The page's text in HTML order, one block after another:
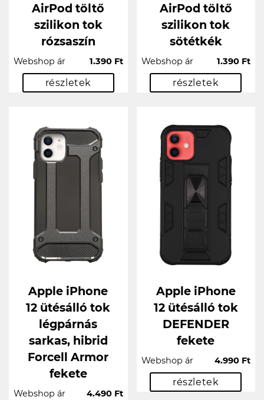
AirPod töltő
szilikon tok
rózsaszín
Webshop ár 1.390 Ft
részletek
AirPod töltő
szilikon tok
sötétkék
Webshop ár 1.390 Ft
részletek
Apple iPhone
12 ütésálló tok
légpárnás
sarkas, hibrid
Forcell Armor
fekete
Webshop ár 4.490 Ft
Apple iPhone
12 ütésálló tok
DEFENDER
fekete
Webshop ár 4.990 Ft
részletek